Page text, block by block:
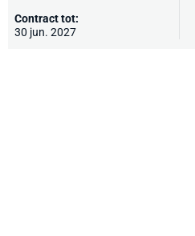
Contract tot:
30 jun. 2027